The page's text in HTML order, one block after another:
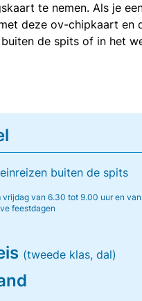
te nemen. Als je
deze ov-chipkaart
de spits of in het
buiten de spits
vrijdag van 6.30 tot 9.00 uur en van
feestdagen
(tweede klas, dal)